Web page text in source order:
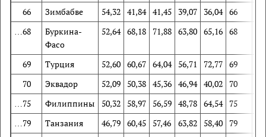
66
Зимбабве 54,32 41,84 41,45 39,07 36,04 66
…68
Буркина-
Фасо
52,64 68,18 71,88 63,80 65,16 68
69 Турция 52,60 60,67 64,04 56,71 72,77 69
70
Эквадор 52,09 50,38 45,36 46,94 40,02 70
…75
Филиппины 50,32 58,97 56,59 48,78 64,54 75
…79
Танзания 46,79 60,45 57,46 63,82 58,40 79